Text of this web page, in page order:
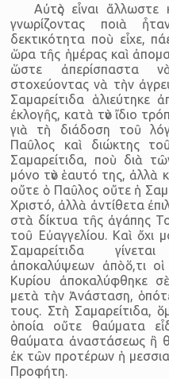
Αὐτὸς εἶναι
γνωρίζοντας ποιὰ
δεκτικότητα ποὺ εἶχε,
ὥρα τῆς ἡμέρας καὶ
ὥστε ἀπερίσπαστα
στοχεύοντας νὰ τὴν
Σαμαρείτιδα ἁλιεύτηκε
ἐκλογῆς, κατὰ τὸν ἴδιο
γιὰ τὴ διάδοση τοῦ
Παῦλος καὶ διώκτης
Σαμαρείτιδα, ποὺ διὰ
μόνο τὸν ἑαυτό της, ἀλλὰ
οὔτε ὁ Παῦλος οὔτε ἡ
Χριστό, ἀλλὰ ἀντίθετα
στὰ δίκτυα τῆς ἀγάπης
τοῦ Εὐαγγελίου. Καὶ ὄχι
Σαμαρείτιδα
ἀποκαλύψεων ἀπὸ ὅ,τι
Κυρίου ἀποκαλύφθηκε
μετὰ τὴν Ἀνάσταση,
τους. Στὴ Σαμαρείτιδα,
ὁποία οὔτε θαύματα
θαύματα ἀναστάσεως ἢ
ἐκ τῶν προτέρων ἡ
Προφήτη.